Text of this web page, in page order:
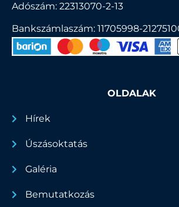
Adószám: 22313070-2-13
Bankszámlaszám: 11705998-
OLDALAK
Hírek
Úszásoktatás
Galéria
Bemutatkozás